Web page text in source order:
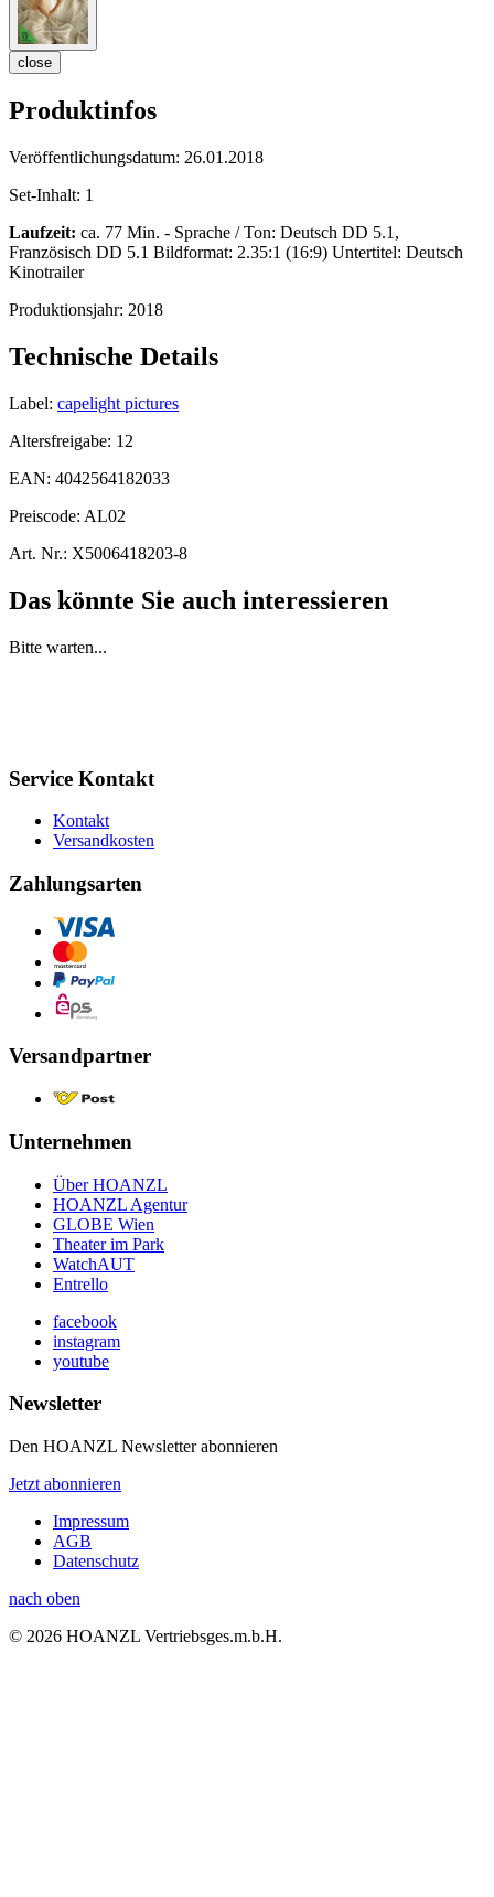
close
Produktinfos
Veröffentlichungsdatum: 26.01.2018
Set-Inhalt: 1
Laufzeit: ca. 77 Min. - Sprache / Ton: Deutsch DD 5.1,
Französisch DD 5.1 Bildformat: 2.35:1 (16:9) Untertitel: Deutsch
Kinotrailer
Produktionsjahr: 2018
Technische Details
Label: capelight pictures
Altersfreigabe: 12
EAN: 4042564182033
Preiscode: AL02
Art. Nr.: X5006418203-8
Das könnte Sie auch interessieren
Bitte warten...
Service Kontakt
Kontakt
Versandkosten
Zahlungsarten
Versandpartner
Unternehmen
Über HOANZL
HOANZL Agentur
GLOBE Wien
Theater im Park
WatchAUT
Entrello
facebook
instagram
youtube
Newsletter
Den HOANZL Newsletter abonnieren
Jetzt abonnieren
Impressum
AGB
Datenschutz
nach oben
© 2026 HOANZL Vertriebsges.m.b.H.